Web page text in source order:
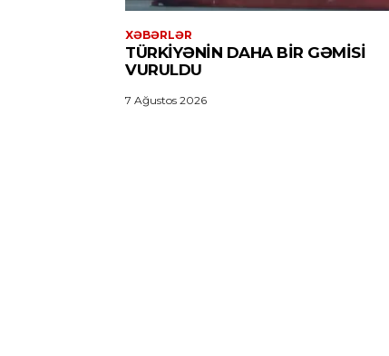
XƏBƏRLƏR
TÜRKIYƏNIN DAHA BIR GƏMISI
VURULDU
7 Ağustos 2026